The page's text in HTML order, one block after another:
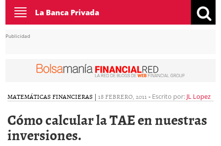
Toggle
navigation
La Banca Privada
Publicidad
MATEMÁTICAS FINANCIERAS | 18 FEBRERO, 2011 - Escrito por: JL Lopez
Cómo calcular la TAE en nuestras
inversiones.